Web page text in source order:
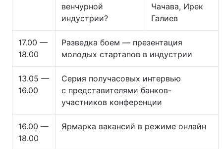
венчурной
индустрии?
Чачава, Ирек
Галиев
17.00 —
18.00
Разведка боем — презентация
молодых стартапов в индустрии
13.05 —
16.00
Серия получасовых интервью
с представителями банков-
участников конференции
16.00 —
18.00
Ярмарка вакансий в режиме онлайн